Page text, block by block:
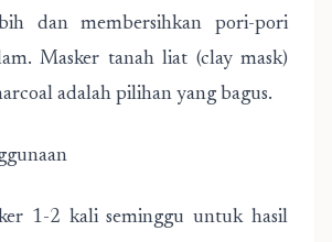
dan membersihkan pori-pori
Masker tanah liat (clay mask)
adalah pilihan yang bagus.
1-2 kali seminggu untuk hasil